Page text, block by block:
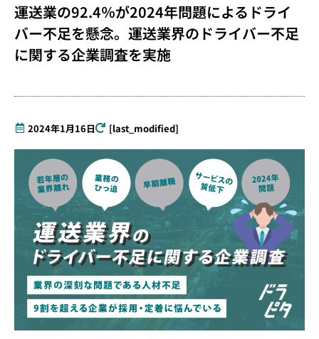
運送業の92.4％が2024年問題によるドライ
バー不足を懸念。運送業界のドライバー不足
に関する企業調査を実施
2024年1月16日 [last_modified]